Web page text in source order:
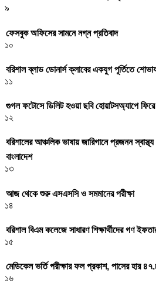
৯
ফেসবুক অফিসের সামনে নগ্ন প্রতিবাদ
১০
বরিশাল ব্লাড ডোনার্স ক্লাবের একযুগ পূর্তিতে
১১
গুগল ফটোসে ডিলিট হওয়া ছবি হোয়াটসঅ্যাপে ফিরে
১২
বরিশালের আঞ্চলিক ভাষায় জারিগানে প্রজনন স্বাস্থ্য
বাংলাদেশ
১৩
আজ থেকে শুরু এসএসসি ও সমমানের পরীক্ষা
১৪
বরিশাল বিএম কলেজে সাধারণ শিক্ষার্থীদের গণ
১৫
মেডিকেল ভর্তি পরীক্ষার ফল প্রকাশ, পাসের হার
১৬